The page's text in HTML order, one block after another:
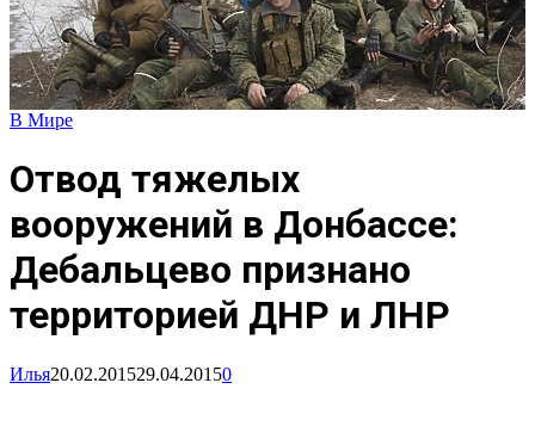
В Мире
Отвод тяжелых
вооружений в Донбассе:
Дебальцево признано
территорией ДНР и ЛНР
Илья20.02.201529.04.20150